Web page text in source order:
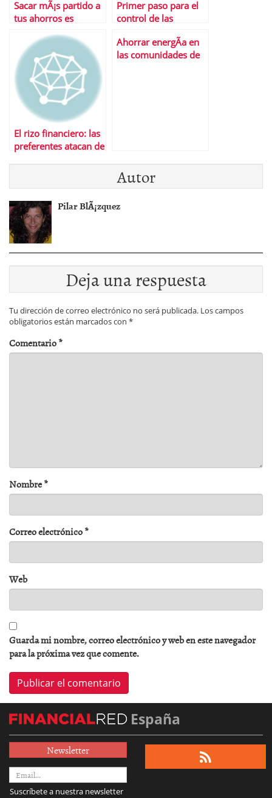
Sacar mÃ¡s partido a
tus ahorros es
inversiones
alternativas
Primer paso para el
control de las
El rizo financiero: las
preferentes atacan de
Ahorrar energÃ­a en
las comunidades de
Autor
Pilar BlÃ¡zquez
Deja una respuesta
Tu dirección de correo electrónico no será publicada. Los campos
obligatorios están marcados con *
Comentario*
Nombre*
Correo electrónico*
Web
Guarda mi nombre, correo electrónico y web en este navegador
para la próxima vez que comente.
España
Newsletter
Suscríbete a nuestra newsletter